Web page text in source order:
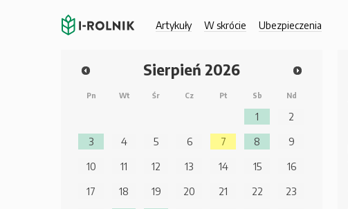
Artykuły W skrócie Ubezpieczenia
Sierpień 2026
Pn Wt Śr Cz Pt Sb Nd
1
2
3
4 5 6 7 8
9
10
11 12 13 14 15
16
17
18 19 20 21 22
23